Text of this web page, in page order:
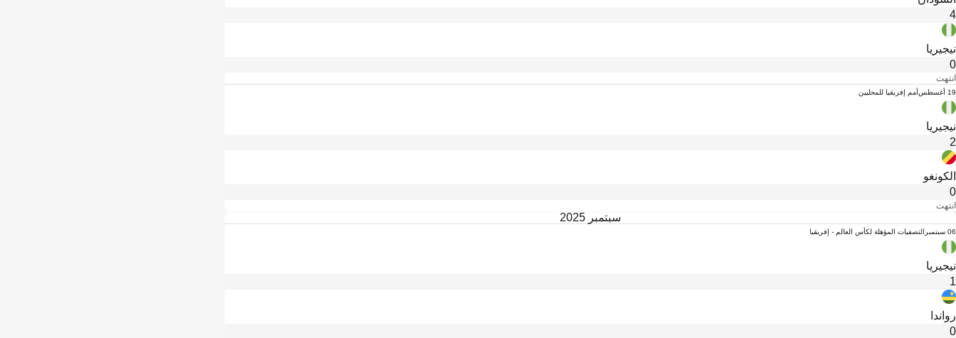
4
نيجيريا
0
انتهت
19 أغسطس أمم إفريقيا للمحليين
نيجيريا
2
الكونغو
0
انتهت
سبتمبر 2025
06 سبتمبر التصفيات المؤهلة لكأس العالم - إفريقيا
نيجيريا
1
رواندا
0